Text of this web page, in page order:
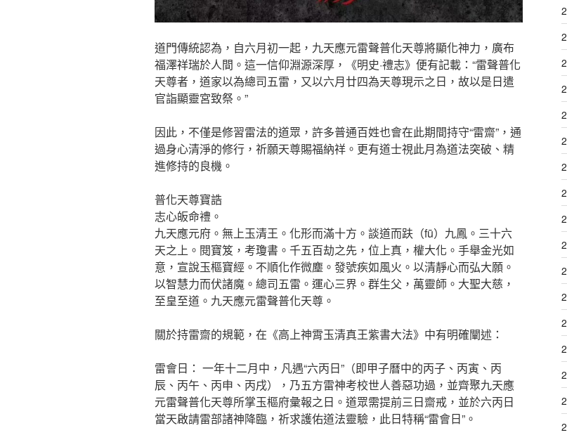
道門傳統認為，自六月初一起，九天應元雷聲普化天尊將顯化神力，廣布
福澤祥瑞於人間。這一信仰淵源深厚，《明史·禮志》便有記載：“雷聲普化
天尊者，道家以為總司五雷，又以六月廿四為天尊現示之日，故以是日遣
官詣顯靈宮致祭。”
因此，不僅是修習雷法的道眾，許多普通百姓也會在此期間持守“雷齋”，通
過身心清淨的修行，祈願天尊賜福納祥。更有道士視此月為道法突破、精
進修持的良機。
普化天尊寶誥
志心皈命禮。
九天應元府。無上玉清王。化形而滿十方。談道而趺（fū）九鳳。三十六
天之上。閱寶笈，考瓊書。千五百劫之先，位上真，權大化。手舉金光如
意，宣說玉樞寶經。不順化作微塵。發號疾如風火。以清靜心而弘大願。
以智慧力而伏諸魔。總司五雷。運心三界。群生父，萬靈師。大聖大慈，
至皇至道。九天應元雷聲普化天尊。
關於持雷齋的規範，在《高上神霄玉清真王紫書大法》中有明確闡述：
雷會日： 一年十二月中，凡遇“六丙日”（即甲子曆中的丙子、丙寅、丙
辰、丙午、丙申、丙戌），乃五方雷神考校世人善惡功過，並齊聚九天應
元雷聲普化天尊所掌玉樞府彙報之日。道眾需提前三日齋戒，並於六丙日
當天啟請雷部諸神降臨，祈求護佑道法靈驗，此日特稱“雷會日”。